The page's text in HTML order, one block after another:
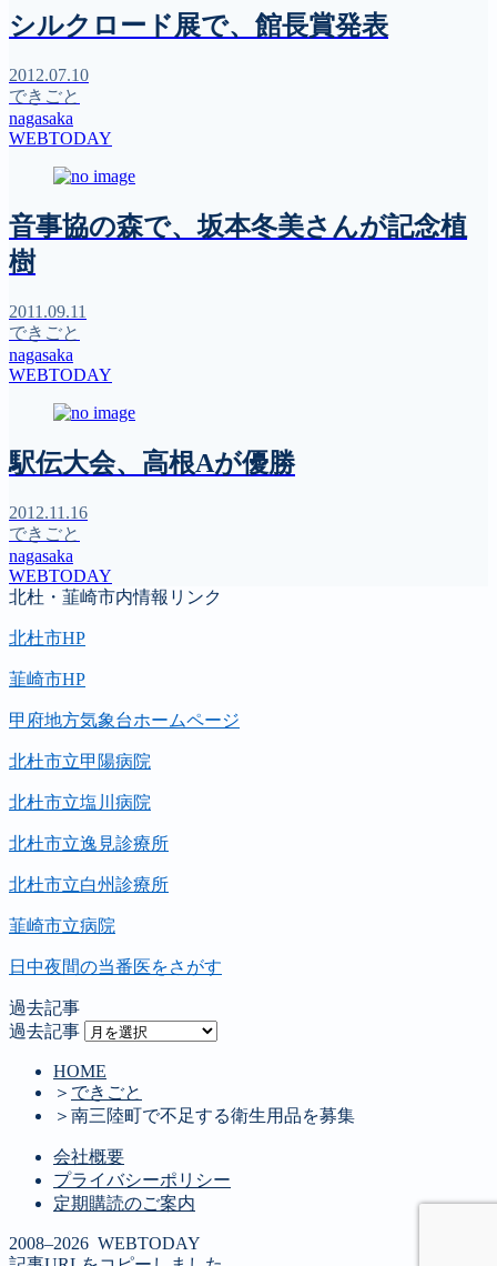
シルクロード展で、館長賞発表
2012.07.10
できごと
nagasaka
WEBTODAY
音事協の森で、坂本冬美さんが記念植
樹
2011.09.11
できごと
nagasaka
WEBTODAY
駅伝大会、高根Aが優勝
2012.11.16
できごと
nagasaka
WEBTODAY
北杜・韮崎市内情報リンク
北杜市HP
韮崎市HP
甲府地方気象台ホームページ
北杜市立甲陽病院
北杜市立塩川病院
北杜市立逸見診療所
北杜市立白州診療所
韮崎市立病院
日中夜間の当番医をさがす
過去記事
過去記事
HOME
＞ できごと
＞ 南三陸町で不足する衛生用品を募集
会社概要
プライバシーポリシー
定期購読のご案内
2008–2026 WEBTODAY